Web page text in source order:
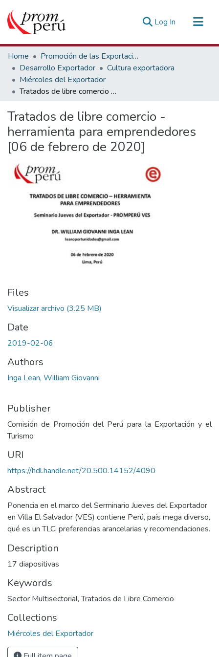
Log In (current)
Communities & Collections
All of DSpace
Statistics
Estadísticas Externas
Home
Promoción de las Exportaciones
Desarrollo Exportador
Cultura exportadora
Miércoles del Exportador
Tratados de libre comercio - herramienta para emprendedores [06 de febrero de 2020]
Tratados de libre comercio -
herramienta para emprendedores
[06 de febrero de 2020]
Files
Visualizar archivo (3.25 MB)
Date
2019-02-06
Authors
Inga Lean, William Giovanni
Publisher
Comisión de Promoción del Perú para la Exportación y el
Turismo
URI
https://hdl.handle.net/20.500.14152/4090
Abstract
Ponencia en el marco del Serminario Jueves del Exportador
en Villa El Salvador (VES) contiene Perú, país mega diverso,
qué es un TLC, preferencias arancelarias y recomendaciones.
Description
17 diapositivas
Keywords
Sector Multisectorial,Tratados de Libre Comercio
Collections
Miércoles del Exportador